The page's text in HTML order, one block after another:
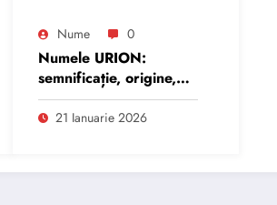
Nume 0
Numele URION:
semnificație, origine,
trăsături și
personalitate
21 Ianuarie 2026